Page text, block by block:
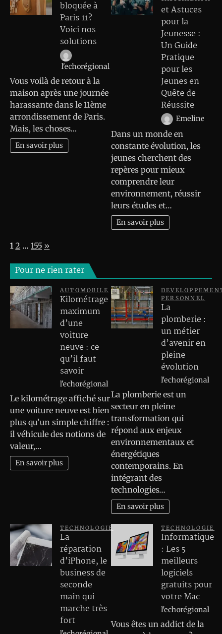
bloquée à
Paris 11?
Voici nos
solutions
l'echorégional
Vous voilà de retour à la
maison après une journée
harassante dans le 11ème
arrondissement de Paris.
Mais, les choses…
En savoir plus
et Astuces
pour la
Jeunesse :
Un Guide
Pratique
pour les
Jeunes en
Quête de
Réussite
Emeline
Dans un monde en
constante évolution, les
jeunes cherchent des
repères pour mieux
comprendre leur
environnement, réussir
leurs études et…
En savoir plus
Page:
1 2 … 155 Next
»
Pour ne rien rater
AUTOMOBILE
Kilométrage
maximum
d’une
voiture
neuve : ce
qu’il faut
savoir
l'echorégional
Le kilométrage affiché sur
une voiture neuve est bien
plus qu’un simple chiffre :
il véhicule des notions de
valeur,…
En savoir plus
PERSONNEL
La
plomberie :
un métier
d’avenir en
pleine
évolution
l'echorégional
La plomberie est un
secteur en pleine
transformation qui
répond aux enjeux
environnementaux et
énergétiques
contemporains. En
intégrant des
technologies…
En savoir plus
TECHNOLOGIE
La
réparation
d’iPhone, le
business de
seconde
main qui
marche très
fort
TECHNOLOGIE
Informatique
: Les 5
meilleurs
logiciels
gratuits pour
votre Mac
l'echorégional
Vous êtes un addict de la